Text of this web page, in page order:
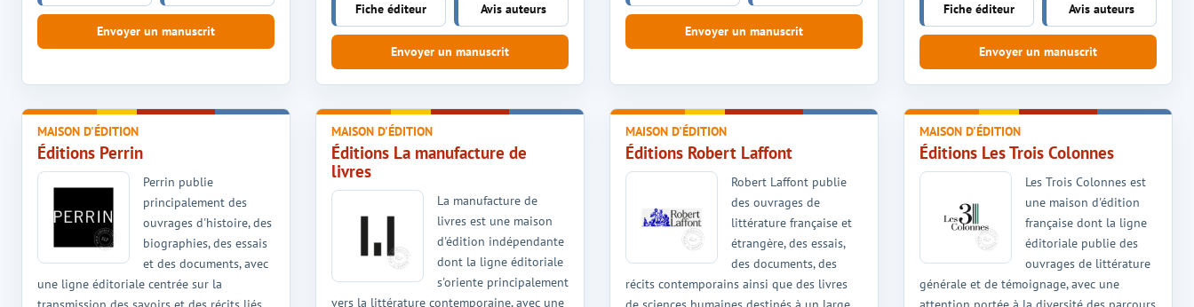
MAISON D'ÉDITION
Éditions Les Trois Colonnes
Les Trois Colonnes est
une maison d'édition
française dont la ligne
éditoriale publie des
ouvrages de littérature
générale et de témoignage, avec une
Envoyer un manuscrit
Envoyer un manuscrit
MAISON D'ÉDITION
Éditions Robert Laffont
Robert Laffont publie
des ouvrages de
littérature française et
étrangère, des essais,
des documents, des
récits contemporains ainsi que des livres
MAISON D'ÉDITION
Éditions Perrin
Perrin publie
principalement des
ouvrages d'histoire, des
biographies, des essais
et des documents, avec
une ligne éditoriale centrée sur la
MAISON D'ÉDITION
Éditions La manufacture de
livres
La manufacture de
livres est une maison
d'édition indépendante
dont la ligne éditoriale
s'oriente principalement
vers la littérature contemporaine, avec une
Fiche éditeur
Avis auteurs
Envoyer un manuscrit
Fiche éditeur
Avis auteurs
Envoyer un manuscrit